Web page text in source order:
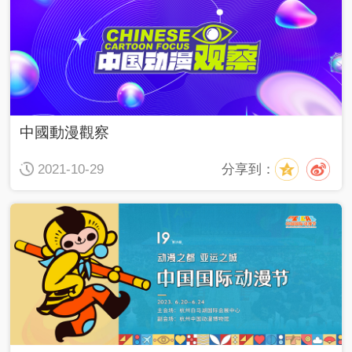
中國動漫觀察
2021-10-29 分享到：